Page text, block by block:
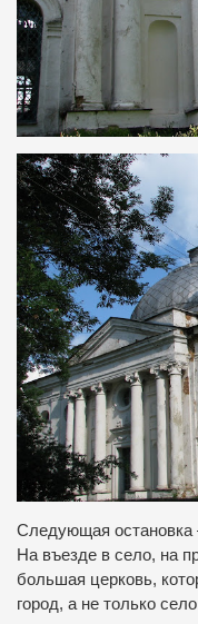
Следующая остановка
На въезде в село, на
большая церковь,
город, а не только